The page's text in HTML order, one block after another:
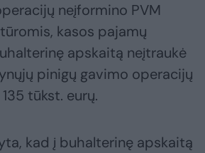
neįformino PVM
kasos pajamų
apskaitą neįtraukė
pinigų gavimo operacijų
tūkst. eurų.
kad į buhalterinę apskaitą